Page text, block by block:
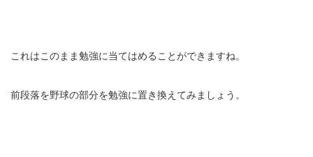
これはこのまま勉強に当てはめることができますね。
前段落を野球の部分を勉強に置き換えてみましょう。